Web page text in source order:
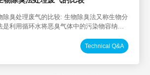
气的比较: 生物除臭法又称生物分
利用循环水将恶臭气体中的污染物容纳在
效率可达70%。但受微生物活性影响，培养
处理一种或几种类似特性的气体。为了提高
行，必须经常添加药物，控制PH值和温度。
Technical Q&A